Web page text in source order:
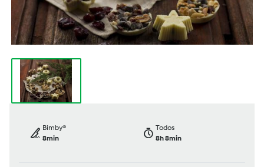
Bimby®
8min
Todos
8h 8min